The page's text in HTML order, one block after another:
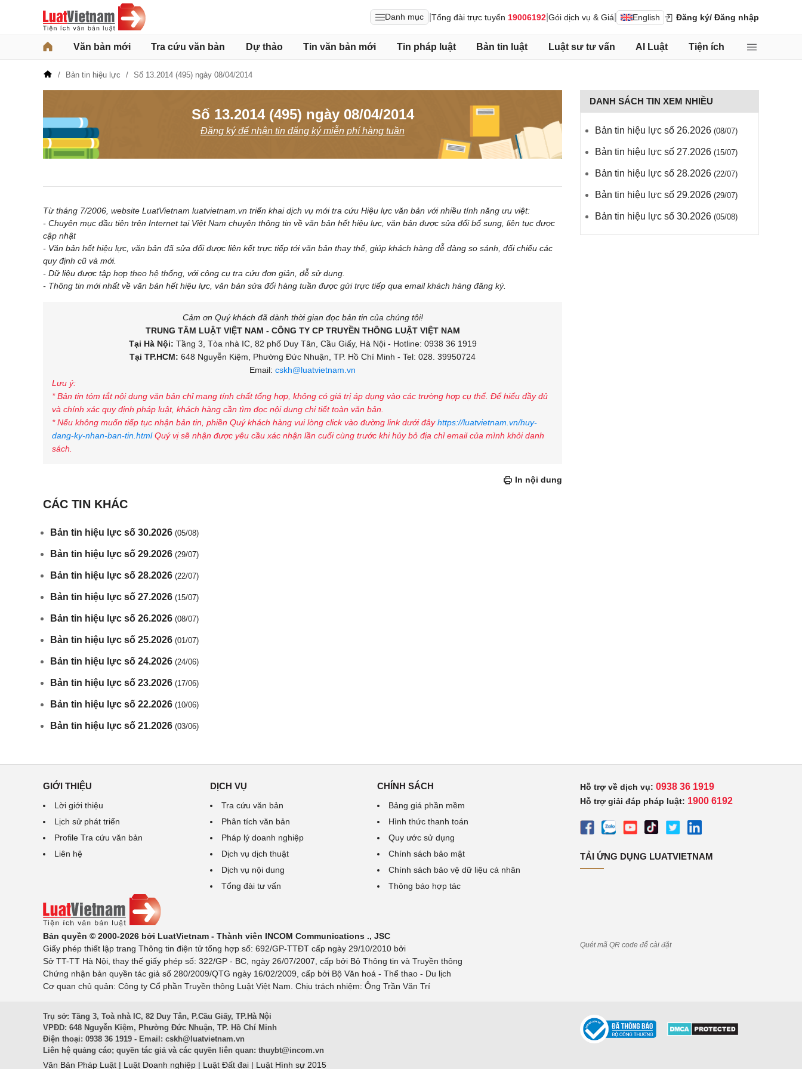
Danh mục Tổng đài trực tuyến 19006192 Gói dịch vụ & Giá English Đăng ký/ Đăng nhập
Văn bản mới Tra cứu văn bản Dự thảo Tin văn bản mới Tin pháp luật Bản tin luật Luật sư tư vấn AI Luật Tiện ích
Bản tin hiệu lực Số 13.2014 (495) ngày 08/04/2014
Số 13.2014 (495) ngày 08/04/2014
Đăng ký để nhận tin đăng ký miễn phí hàng tuần
Từ tháng 7/2006, website LuatVietnam luatvietnam.vn triển khai dịch vụ mới tra cứu Hiệu lực văn bản với nhiều tính năng ưu việt:
- Chuyên mục đầu tiên trên Internet tại Việt Nam chuyên thông tin về văn bản hết hiệu lực, văn bản được sửa đổi bổ sung, liên tục được
cập nhật
- Văn bản hết hiệu lực, văn bản đã sửa đổi được liên kết trực tiếp tới văn bản thay thế, giúp khách hàng dễ dàng so sánh, đối chiếu các
quy định cũ và mới.
- Dữ liệu được tập hợp theo hệ thống, với công cụ tra cứu đơn giản, dễ sử dụng.
- Thông tin mới nhất về văn bản hết hiệu lực, văn bản sửa đổi hàng tuần được gửi trực tiếp qua email khách hàng đăng ký.
Cảm ơn Quý khách đã dành thời gian đọc bản tin của chúng tôi!
TRUNG TÂM LUẬT VIỆT NAM - CÔNG TY CP TRUYỀN THÔNG LUẬT VIỆT NAM
Tại Hà Nội: Tầng 3, Tòa nhà IC, 82 phố Duy Tân, Cầu Giấy, Hà Nội - Hotline: 0938 36 1919
Tại TP.HCM: 648 Nguyễn Kiệm, Phường Đức Nhuận, TP. Hồ Chí Minh - Tel: 028. 39950724
Email: cskh@luatvietnam.vn
Lưu ý:
* Bản tin tóm tắt nội dung văn bản chỉ mang tính chất tổng hợp, không có giá trị áp dụng vào các trường hợp cụ thể. Để hiểu đầy đủ
và chính xác quy định pháp luật, khách hàng cần tìm đọc nội dung chi tiết toàn văn bản.
* Nếu không muốn tiếp tục nhận bản tin, phiền Quý khách hàng vui lòng click vào đường link dưới đâyhttps://luatvietnam.vn/huy-
dang-ky-nhan-ban-tin.htmlQuý vị sẽ nhận được yêu cầu xác nhận lần cuối cùng trước khi hủy bỏ địa chỉ email của mình khỏi danh
sách.
In nội dung
CÁC TIN KHÁC
Bản tin hiệu lực số 30.2026 (05/08)
Bản tin hiệu lực số 29.2026 (29/07)
Bản tin hiệu lực số 28.2026 (22/07)
Bản tin hiệu lực số 27.2026 (15/07)
Bản tin hiệu lực số 26.2026 (08/07)
Bản tin hiệu lực số 25.2026 (01/07)
Bản tin hiệu lực số 24.2026 (24/06)
Bản tin hiệu lực số 23.2026 (17/06)
Bản tin hiệu lực số 22.2026 (10/06)
Bản tin hiệu lực số 21.2026 (03/06)
DANH SÁCH TIN XEM NHIỀU
Bản tin hiệu lực số 26.2026 (08/07)
Bản tin hiệu lực số 27.2026 (15/07)
Bản tin hiệu lực số 28.2026 (22/07)
Bản tin hiệu lực số 29.2026 (29/07)
Bản tin hiệu lực số 30.2026 (05/08)
GIỚI THIỆU
Lời giới thiệu
Lịch sử phát triển
Profile Tra cứu văn bản
Liên hệ
DỊCH VỤ
Tra cứu văn bản
Phân tích văn bản
Pháp lý doanh nghiệp
Dịch vụ dịch thuật
Dịch vụ nội dung
Tổng đài tư vấn
CHÍNH SÁCH
Bảng giá phần mềm
Hình thức thanh toán
Quy ước sử dụng
Chính sách bảo mật
Chính sách bảo vệ dữ liệu cá nhân
Thông báo hợp tác
Bản quyền © 2000-2026 bởi LuatVietnam - Thành viên INCOM Communications ., JSC
Giấy phép thiết lập trang Thông tin điện tử tổng hợp số: 692/GP-TTĐT cấp ngày 29/10/2010 bởi
Sở TT-TT Hà Nội, thay thế giấy phép số: 322/GP - BC, ngày 26/07/2007, cấp bởi Bộ Thông tin và Truyền thông
Chứng nhận bản quyền tác giả số 280/2009/QTG ngày 16/02/2009, cấp bởi Bộ Văn hoá - Thể thao - Du lịch
Cơ quan chủ quản: Công ty Cổ phần Truyền thông Luật Việt Nam. Chịu trách nhiệm: Ông Trần Văn Trí
Hỗ trợ về dịch vụ: 0938 36 1919
Hỗ trợ giải đáp pháp luật: 1900 6192
TẢI ỨNG DỤNG LUATVIETNAM
Quét mã QR code để cài đặt
Trụ sở: Tầng 3, Toà nhà IC, 82 Duy Tân, P.Cầu Giấy, TP.Hà Nội
VPĐD: 648 Nguyễn Kiệm, Phường Đức Nhuận, TP. Hồ Chí Minh
Điện thoại: 0938 36 1919 - Email: cskh@luatvietnam.vn
Liên hệ quảng cáo; quyền tác giả và các quyền liên quan: thuybt@incom.vn
Văn Bản Pháp Luật | Luật Doanh nghiệp | Luật Đất đai | Luật Hình sự 2015